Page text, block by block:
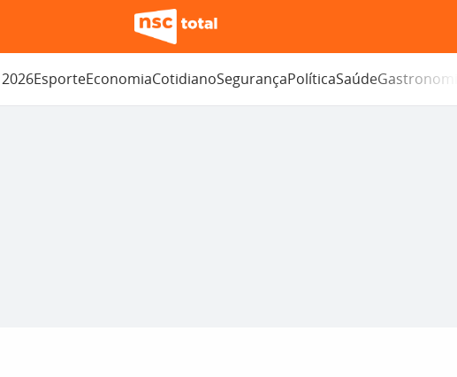
EsporteEconomiaCotidianoSegurançaPolíticaSaúdeGastronomia